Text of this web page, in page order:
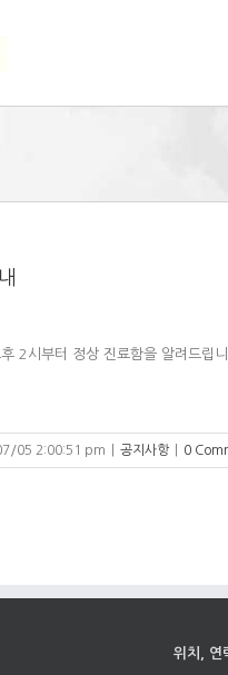
2시부터 정상 진료함을 알려드립니
05 2:00:51 pm 공지사항 0
위치, 연